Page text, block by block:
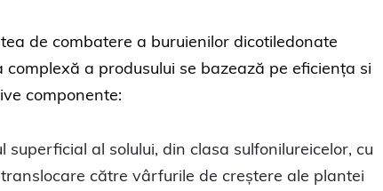
de combatere a buruienilor dicotiledonate
a produsului se bazează pe eficiența si
componente:
superficial al solului, din clasa sulfonilureicelor, cu
către vârfurile de creștere ale plantei